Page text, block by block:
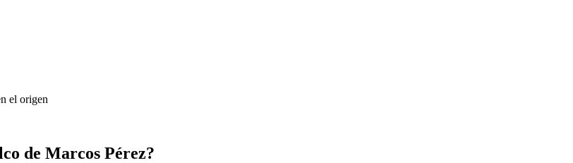
el origen
de Marcos Pérez?